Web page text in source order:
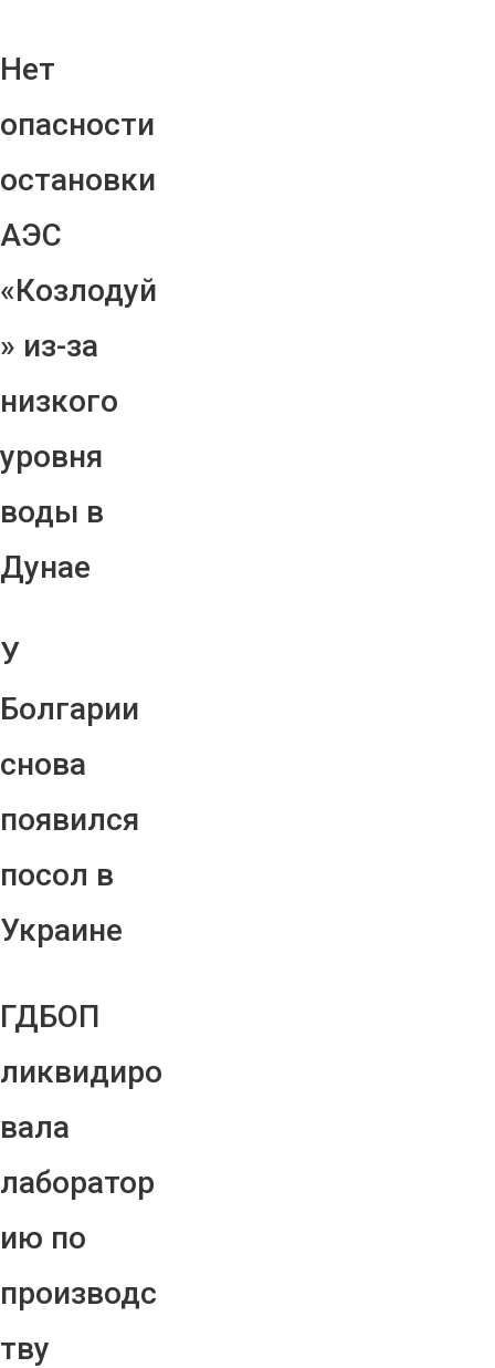
Нет
опасности
остановки
АЭС
«Козлодуй
» из-за
низкого
уровня
воды в
Дунае
У
Болгарии
снова
появился
посол в
Украине
ГДБОП
ликвидиро
вала
лаборатор
ию по
производс
тву